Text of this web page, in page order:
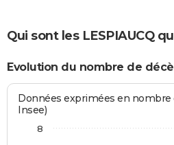
Qui sont les LESPIAUCQ
Evolution du nombre de
Données exprimées en nombre
Insee)
8